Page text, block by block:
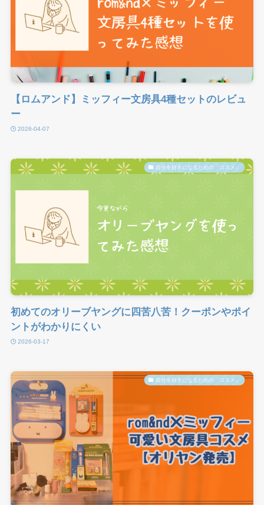
【ロムアンド】ミッフィー文房具4種セットのレビュ
ー
2026-04-07
自分を好きになるための「コスメ」
初めてのオリーブヤングに四苦八苦！クーポンやポイ
ントがわかりにくい
2026-03-17
自分を好きになるための「コスメ」